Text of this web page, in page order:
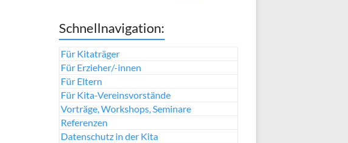
Schnellnavigation:
Für Kitaträger
Für Erzieher/-innen
Für Eltern
Für Kita-Vereinsvorstände
Vorträge, Workshops, Seminare
Referenzen
Datenschutz in der Kita